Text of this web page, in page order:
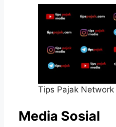
Tips Pajak Network
Media Sosial